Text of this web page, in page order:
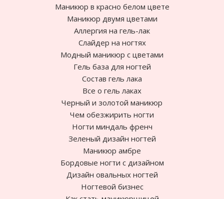
Маникюр в красно белом цвете
Маникюр двумя цветами
Аллергия на гель-лак
Слайдер на ногтях
Модный маникюр с цветами
Гель база для ногтей
Состав гель лака
Все о гель лаках
Черный и золотой маникюр
Чем обезжирить ногти
Ногти миндаль френч
Зеленый дизайн ногтей
Маникюр амбре
Бордовые ногти с дизайном
Дизайн овальных ногтей
Ногтевой бизнес